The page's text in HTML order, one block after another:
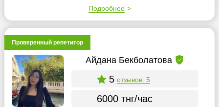
Подробнее
Проверенный репетитор
Айдана Бекболатова
5 отзывов: 5
6000 тнг/час